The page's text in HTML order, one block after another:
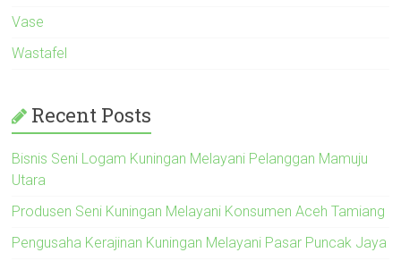
Vase
Wastafel
Recent Posts
Bisnis Seni Logam Kuningan Melayani Pelanggan Mamuju
Utara
Produsen Seni Kuningan Melayani Konsumen Aceh Tamiang
Pengusaha Kerajinan Kuningan Melayani Pasar Puncak Jaya